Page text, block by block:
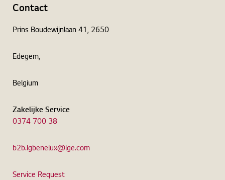
Contact
Prins Boudewijnlaan 41, 2650
Edegem,
Belgium
Zakelijke Service
0374 700 38
b2b.lgbenelux@lge.com
Service Request